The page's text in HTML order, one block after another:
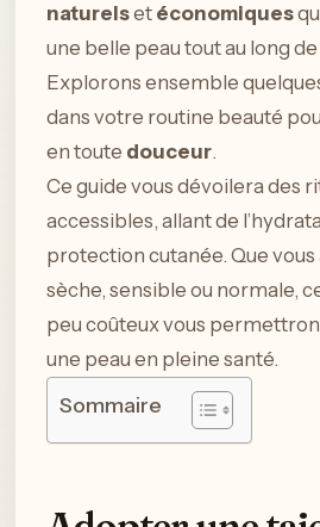
naturelset économiques
une belle peau tout au long de
Explorons ensemble
dans votre routine beauté
en toute douceur.
Ce guide vous dévoilera des
accessibles, allant de
protection cutanée. Que vous
sèche, sensible ou normale,
peu coûteux vous
une peau en pleine santé.
Sommaire